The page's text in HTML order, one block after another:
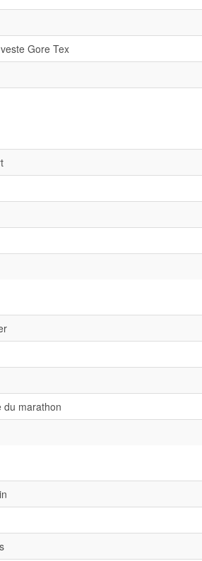
Gore Tex
du marathon